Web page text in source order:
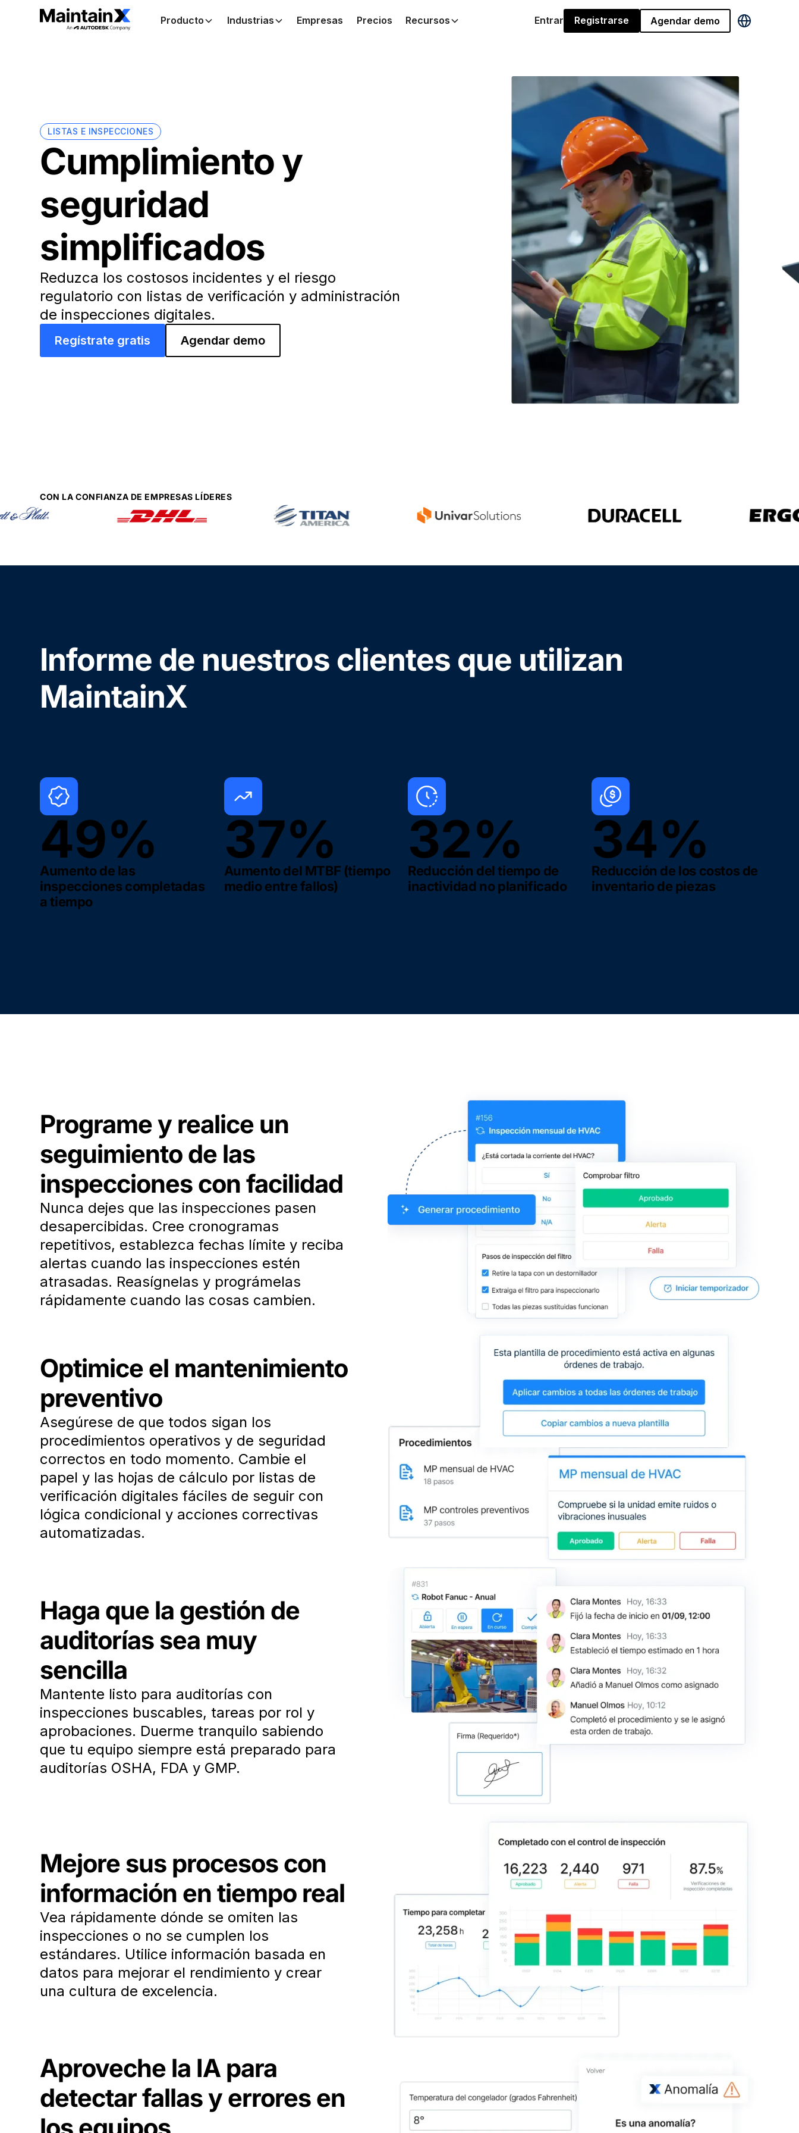
Producto Industrias Empresas Precios Recursos Entrar Registrarse Agendar demo
LISTAS E INSPECCIONES
Cumplimiento y
seguridad
simplificados
Reduzca los costosos incidentes y el riesgo
regulatorio con listas de verificación y administración
de inspecciones digitales.
Regístrate gratis Agendar demo
CON LA CONFIANZA DE EMPRESAS LÍDERES
Informe de nuestros clientes que utilizan
MaintainX
49%
Aumento de las
inspecciones completadas
a tiempo
37%
Aumento del MTBF (tiempo
medio entre fallos)
32%
Reducción del tiempo de
inactividad no planificado
34%
Reducción de los costos de
inventario de piezas
Programe y realice un
seguimiento de las
inspecciones con facilidad
Nunca dejes que las inspecciones pasen
desapercibidas. Cree cronogramas
repetitivos, establezca fechas límite y reciba
alertas cuando las inspecciones estén
atrasadas. Reasígnelas y prográmelas
rápidamente cuando las cosas cambien.
Optimice el mantenimiento
preventivo
Asegúrese de que todos sigan los
procedimientos operativos y de seguridad
correctos en todo momento. Cambie el
papel y las hojas de cálculo por listas de
verificación digitales fáciles de seguir con
lógica condicional y acciones correctivas
automatizadas.
Haga que la gestión de
auditorías sea muy
sencilla
Mantente listo para auditorías con
inspecciones buscables, tareas por rol y
aprobaciones. Duerme tranquilo sabiendo
que tu equipo siempre está preparado para
auditorías OSHA, FDA y GMP.
Mejore sus procesos con
información en tiempo real
Vea rápidamente dónde se omiten las
inspecciones o no se cumplen los
estándares. Utilice información basada en
datos para mejorar el rendimiento y crear
una cultura de excelencia.
Aproveche la IA para
detectar fallas y errores en